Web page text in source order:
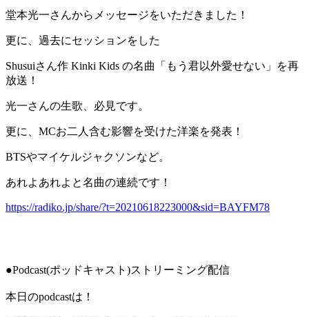
堂本光一さんからメッセージをいただきました！
更に、過去にセッションをした
Shusuiさん作 Kinki Kids の名曲「もう君以外愛せない」を再
放送！
光一さんの生歌、必見です。
更に、MCお二人含む影響を受けた洋楽を発表！
BTSやマイケルジャクソンなど。
あれよあれよと名曲の連続です！
https://radiko.jp/share/?t=20210618223000&sid=BAYFM78
●Podcast(ポッドキャスト)ストリーミング配信
本日のpodcastは！